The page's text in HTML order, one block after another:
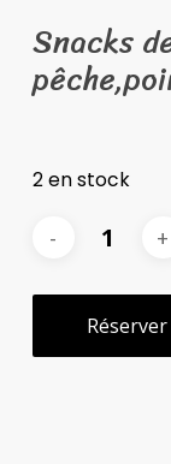
Snacks
2 en stock